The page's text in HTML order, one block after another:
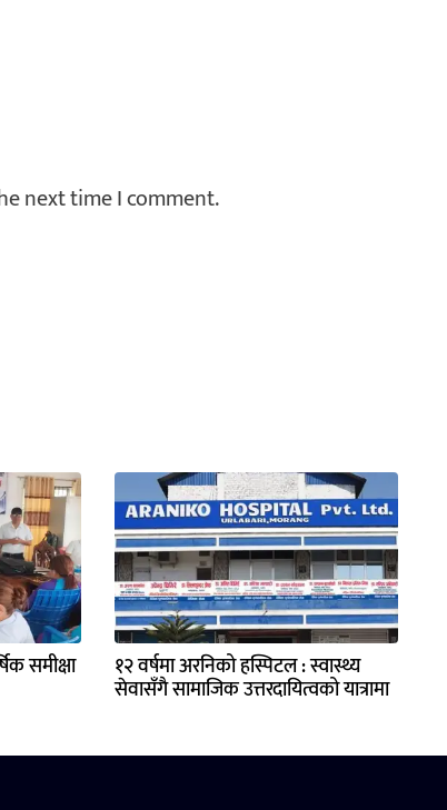
next time I comment.
समीक्षा १२ वर्षमा अरनिको हस्पिटल : स्वास्थ्य
सेवासँगै सामाजिक उत्तरदायित्वको यात्रामा